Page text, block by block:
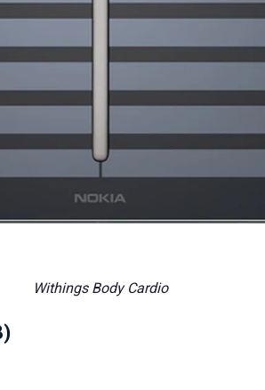
Withings Body Cardio